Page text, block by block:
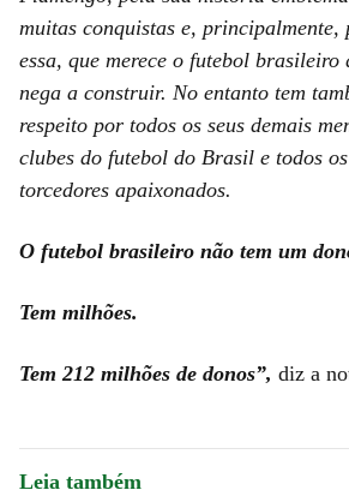
muitas conquistas e,
essa, que merece o futebol brasileiro
nega a construir. No entanto tem
respeito por todos os seus demais
clubes do futebol do Brasil e todos
torcedores apaixonados.
O futebol brasileiro não tem um
Tem milhões.
Tem 212 milhões de donos”, diz a
Leia também